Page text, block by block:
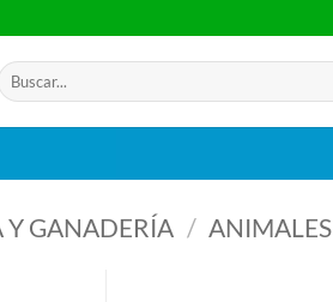
Buscar
por:
Y GANADERÍA / ANIMALES